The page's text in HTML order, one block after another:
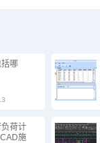
哪
荷计
施